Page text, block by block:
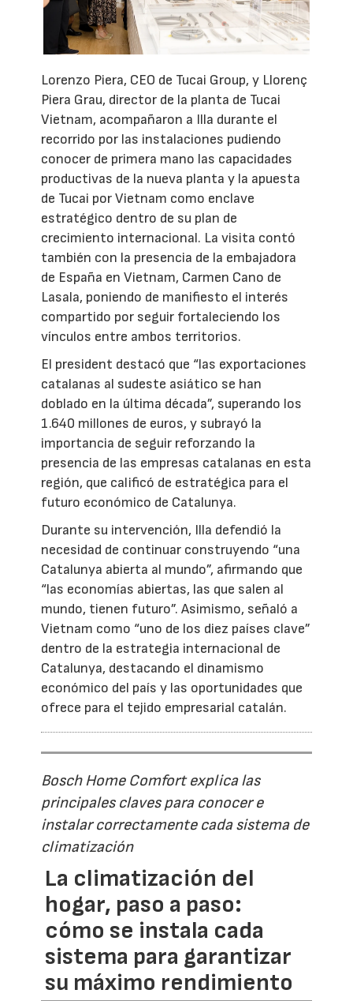
Lorenzo Piera, CEO de Tucai Group, y Llorenç
Piera Grau, director de la planta de Tucai
Vietnam, acompañaron a Illa durante el
recorrido por las instalaciones pudiendo
conocer de primera mano las capacidades
productivas de la nueva planta y la apuesta
de Tucai por Vietnam como enclave
estratégico dentro de su plan de
crecimiento internacional. La visita contó
también con la presencia de la embajadora
de España en Vietnam, Carmen Cano de
Lasala, poniendo de manifiesto el interés
compartido por seguir fortaleciendo los
vínculos entre ambos territorios.
El president destacó que “las exportaciones
catalanas al sudeste asiático se han
doblado en la última década”, superando los
1.640 millones de euros, y subrayó la
importancia de seguir reforzando la
presencia de las empresas catalanas en esta
región, que calificó de estratégica para el
futuro económico de Catalunya.
Durante su intervención, Illa defendió la
necesidad de continuar construyendo “una
Catalunya abierta al mundo”, afirmando que
“las economías abiertas, las que salen al
mundo, tienen futuro”. Asimismo, señaló a
Vietnam como “uno de los diez países clave”
dentro de la estrategia internacional de
Catalunya, destacando el dinamismo
económico del país y las oportunidades que
ofrece para el tejido empresarial catalán.
Bosch Home Comfort explica las
principales claves para conocer e
instalar correctamente cada sistema de
climatización
La climatización del
hogar, paso a paso:
cómo se instala cada
sistema para garantizar
su máximo rendimiento